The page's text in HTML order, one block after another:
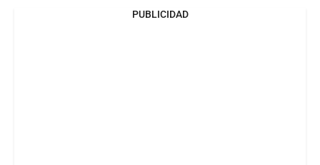
PUBLICIDAD